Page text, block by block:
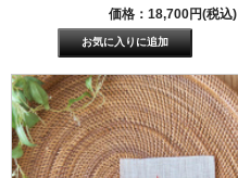
価格：18,700円(税込)